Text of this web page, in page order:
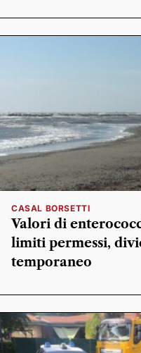
CASAL BORSETTI
Valori di
limiti permessi,
temporaneo